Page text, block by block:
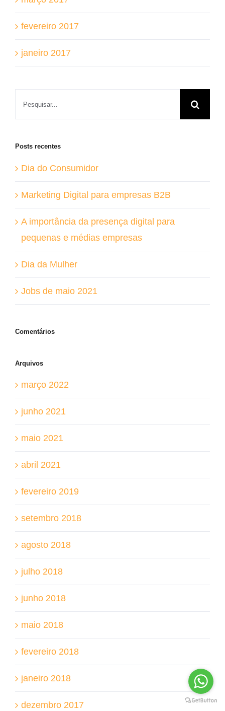
fevereiro 2017
janeiro 2017
Posts recentes
Dia do Consumidor
Marketing Digital para empresas B2B
A importância da presença digital para
pequenas e médias empresas
Dia da Mulher
Jobs de maio 2021
Comentários
Arquivos
março 2022
junho 2021
maio 2021
abril 2021
fevereiro 2019
setembro 2018
agosto 2018
julho 2018
junho 2018
maio 2018
fevereiro 2018
janeiro 2018
dezembro 2017